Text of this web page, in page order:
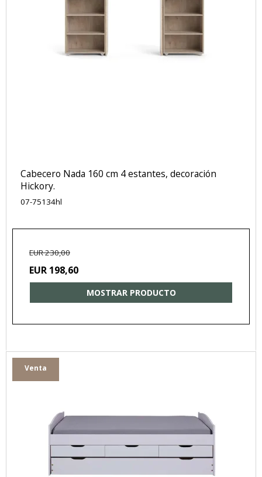
Cabecero Nada 160 cm 4 estantes, decoración
Hickory.
07-75134hl
EUR 230,00
EUR 198,60
MOSTRAR PRODUCTO
Venta